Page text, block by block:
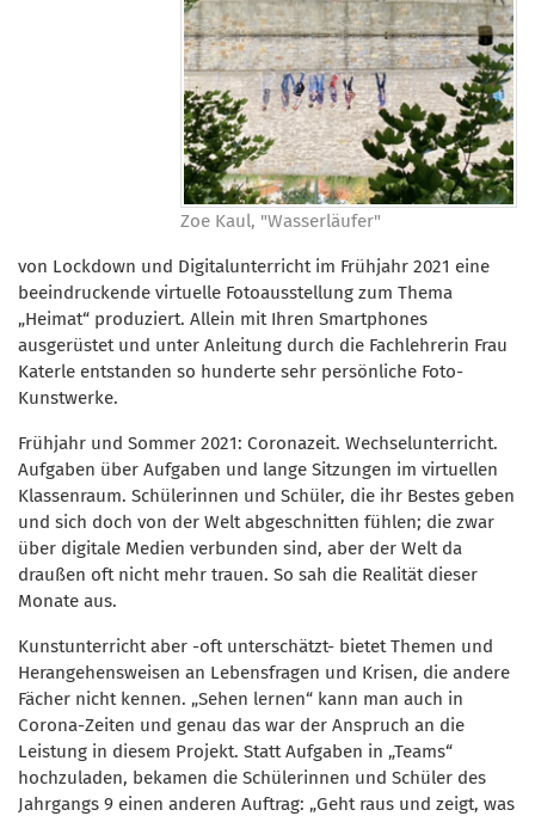
Zoe Kaul, "Wasserläufer"
von Lockdown und Digitalunterricht im Frühjahr 2021 eine
beeindruckende virtuelle Fotoausstellung zum Thema
„Heimat“ produziert. Allein mit Ihren Smartphones
ausgerüstet und unter Anleitung durch die Fachlehrerin Frau
Katerle entstanden so hunderte sehr persönliche Foto-
Kunstwerke.
Frühjahr und Sommer 2021: Coronazeit. Wechselunterricht.
Aufgaben über Aufgaben und lange Sitzungen im virtuellen
Klassenraum. Schülerinnen und Schüler, die ihr Bestes geben
und sich doch von der Welt abgeschnitten fühlen; die zwar
über digitale Medien verbunden sind, aber der Welt da
draußen oft nicht mehr trauen. So sah die Realität dieser
Monate aus.
Kunstunterricht aber -oft unterschätzt- bietet Themen und
Herangehensweisen an Lebensfragen und Krisen, die andere
Fächer nicht kennen. „Sehen lernen“ kann man auch in
Corona-Zeiten und genau das war der Anspruch an die
Leistung in diesem Projekt. Statt Aufgaben in „Teams“
hochzuladen, bekamen die Schülerinnen und Schüler des
Jahrgangs 9 einen anderen Auftrag: „Geht raus und zeigt, was